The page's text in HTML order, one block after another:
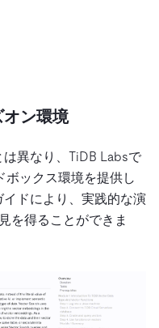
ン環境
は異なり、TiDB Labsで
ボックス環境を提供し
ドにより、実践的な演
を得ることができま